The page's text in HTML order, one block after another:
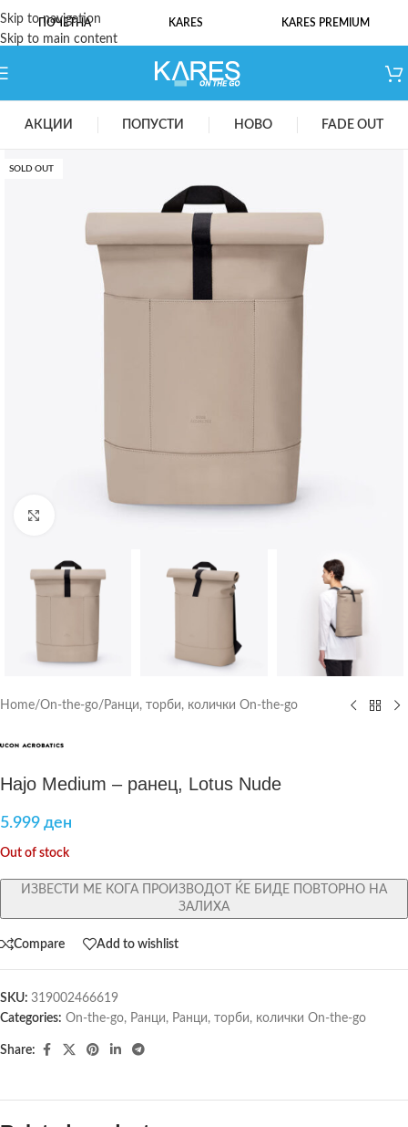
Skip to navigation
Skip to main content
ПОЧЕТНА KARES KARES PREMIUM
АКЦИИ ПОПУСТИ НОВО FADE OUT
SOLD OUT
Home/On-the-go/ Ранци, торби, колички On-the-go
Hajo Medium – ранец, Lotus Nude
5.999 ден
Out of stock
ИЗВЕСТИ МЕ КОГА ПРОИЗВОДОТ ЌЕ БИДЕ ПОВТОРНО НА
ЗАЛИХА
Compare Add to wishlist
SKU: 319002466619
Categories: On-the-go, Ранци, Ранци, торби, колички On-the-go
Share: